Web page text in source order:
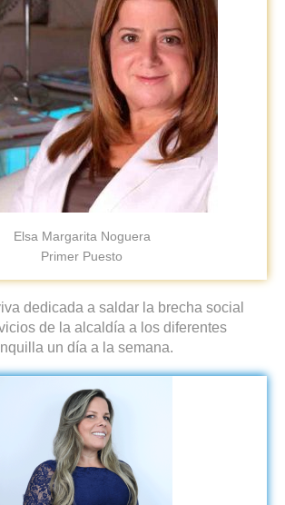
Elsa Margarita Noguera
Primer Puesto
dedicada a saldar la brecha social
de la alcaldía a los diferentes
un día a la semana.